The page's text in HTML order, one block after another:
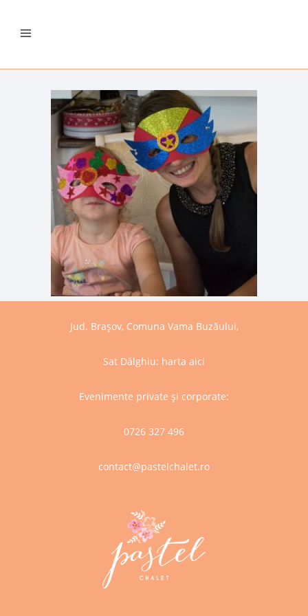
Jud. Brașov, Comuna Vama Buzăului,
Sat Dălghiu: harta aici
Evenimente private și corporate:
0726 327 496
contact@pastelchalet.ro